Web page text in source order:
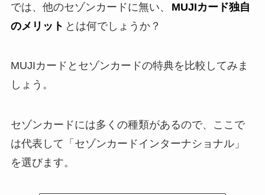
では、他のセゾンカードに無い、
MUJIカード独自
のメリット とは何でしょうか？
MUJIカードとセゾンカードの特典を比較してみま
しょう。
セゾンカードには多くの種類があるので、ここで
は代表して「セゾンカードインターナショナル」
を選びます。